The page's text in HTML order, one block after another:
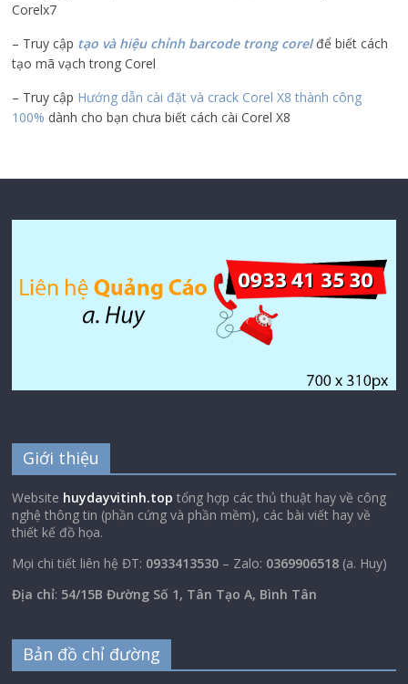
Corelx7
– Truy cập tạo và hiệu chỉnh barcode trong corelđể biết cách
tạo mã vạch trong Corel
– Truy cập Hướng dẫn cài đặt và crack Corel X8 thành công
100% dành cho bạn chưa biết cách cài Corel X8
Giới thiệu
Website huydayvitinh.top tổng hợp các thủ thuật hay về công
nghệ thông tin (phần cứng và phần mềm), các bài viết hay về
thiết kế đồ họa.
Mọi chi tiết liên hệ ĐT: 0933413530 – Zalo: 0369906518 (a. Huy)
Địa chỉ: 54/15B Đường Số 1, Tân Tạo A, Bình Tân
Bản đồ chỉ đường